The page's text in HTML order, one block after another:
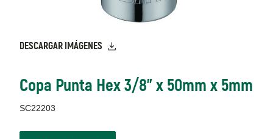
DESCARGAR IMÁGENES
Copa Punta Hex 3/8" x 50mm x 5mm
SC22203